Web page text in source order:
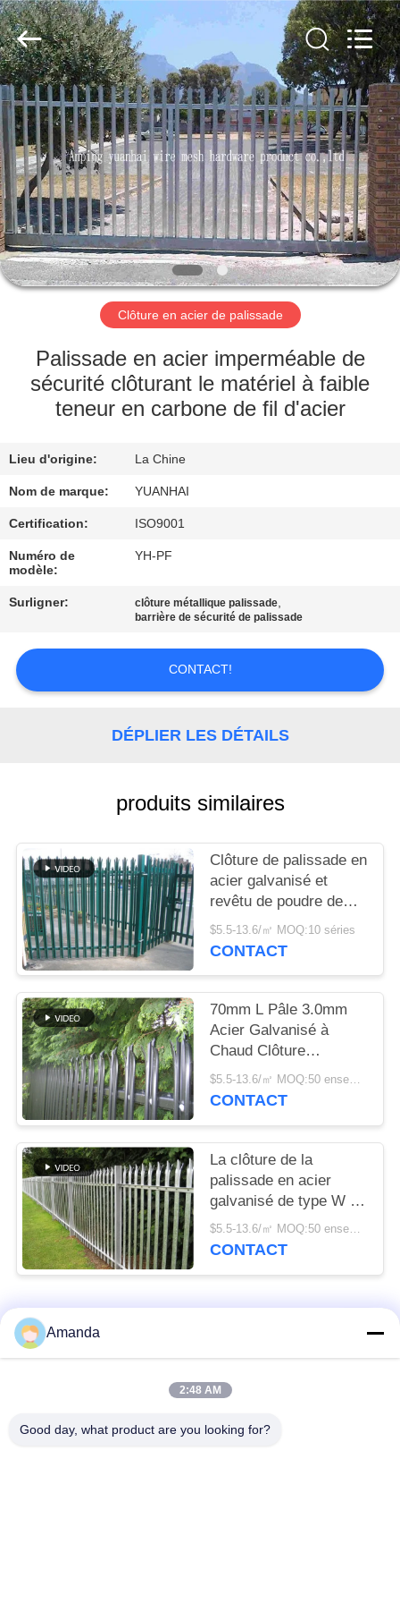
MAISON
PRODUITS
VR
SHOW
AU
NOUS
D'USINE
CONTRÔLE
DE
QUALITÉ
NOUS
NOUVELLES
CITATION
PLAN
DU
SITE
PRIVACY
POLICY
Anping
yuanhai
wire
mesh
products
Co.,
Ltd.
All
Rights
Reserved.
Clôture en acier de palissade
Palissade en acier imperméable de
sécurité clôturant le matériel à faible
teneur en carbone de fil d'acier
Lieu d'origine: La Chine
Nom de marque: YUANHAI
Certification: ISO9001
Numéro de
modèle:
YH-PF
Surligner: clôture métallique palissade,
barrière de sécurité de palissade
CONTACT!
DÉPLIER LES DÉTAILS
produits similaires
Clôture de palissade en
acier galvanisé et
revêtu de poudre de
type W/D pour une
sécurité élevée
$5.5-13.6/㎡ MOQ:10 séries
CONTACT
70mm L Pâle 3.0mm
Acier Galvanisé à
Chaud Clôture
Palissade pour
Sécurité Résidentielle
$5.5-13.6/㎡ MOQ:50 ensembles
CONTACT
La clôture de la
palissade en acier
galvanisé de type W /
D est de 2,5*2,75 m.
$5.5-13.6/㎡ MOQ:50 ensembles
CONTACT
Catégories populaires
Emballage structuré
Amanda
2:48 AM
Good day, what product are you looking for?